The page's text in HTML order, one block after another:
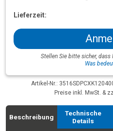
Lieferzeit:
Stellen Sie bitte sicher,
Was
Artikel-Nr.:
Preise inkl. MwSt. &
Beschreibung
Technische
Details